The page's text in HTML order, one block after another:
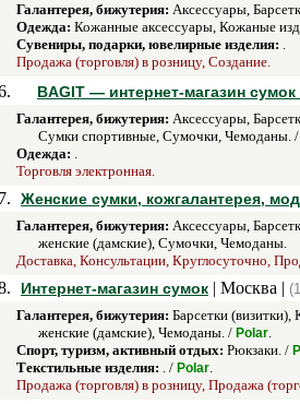
Галантерея, бижутерия: Аксессуары,
Одежда: Кожанные аксессуары, Кожаные
Сувениры, подарки, ювелирные изделия: .
Продажа (торговля) в розницу, Создание.
BAGIT — интернет-магазин
Галантерея, бижутерия: Аксессуары,
Сумки спортивные, Сумочки, Чемоданы. /
Одежда: .
Торговля электронная.
7. Женские сумки, кожгалантерея,
Галантерея, бижутерия: Аксессуары,
женские (дамские), Сумочки, Чемоданы.
Доставка, Консультации, Круглосуточно,
Интернет-магазин сумок | Москва |
Галантерея, бижутерия: Барсетки
женские (дамские), Чемоданы. / Polar.
Спорт, туризм, активный отдых: Рюкзаки. /
Текстильные изделия: . / Polar.
Продажа (торговля) в розницу, Продажа